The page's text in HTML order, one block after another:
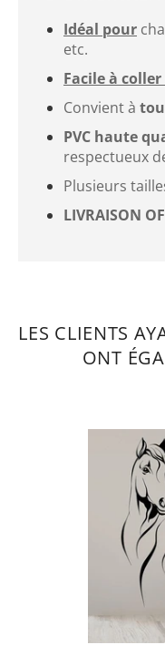
Idéal pour
etc.
Facile à
Convient à
PVC haute
respectueux
Plusieurs
LIVRAISON
LES CLIENTS
ONT